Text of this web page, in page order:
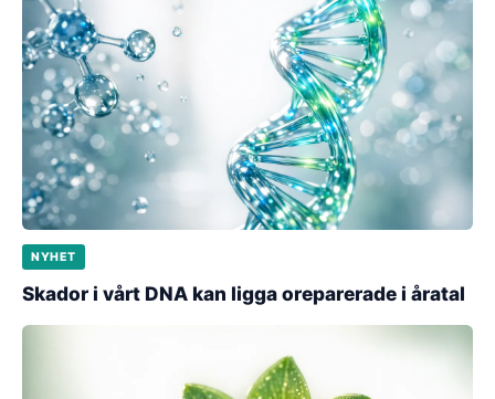
NYHET
Skador i vårt DNA kan ligga oreparerade i åratal